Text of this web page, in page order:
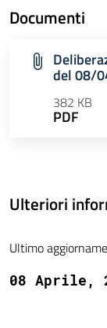
Documenti
del 08/
382 KB
PDF
Ulteriori
Ultimo
08 Aprile,